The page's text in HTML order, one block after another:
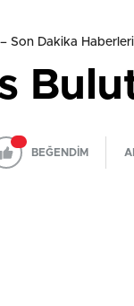
Son Dakika
BEĞENDİM